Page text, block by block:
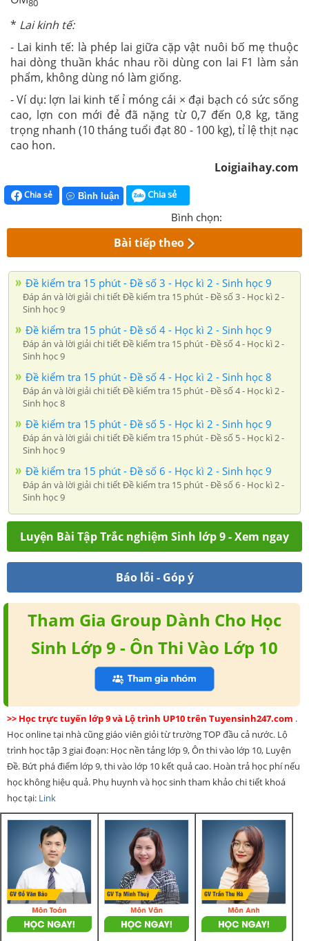
80
* Lai kinh tế:
- Lai kinh tế: là phép lai giữa cặp vật nuôi bố mẹ thuộc
hai dòng thuần khác nhau rồi dùng con lai F1 làm sản
phẩm, không dùng nó làm giống.
- Ví dụ: lợn lai kinh tế ỉ móng cái × đại bạch có sức sống
cao, lợn con mới đẻ đã nặng từ 0,7 đến 0,8 kg, tăng
trọng nhanh (10 tháng tuổi đạt 80 - 100 kg), tỉ lệ thịt nạc
cao hon.
Loigiaihay.com
Chia sẻ Bình luận Chia sẻ
Bình chọn:
Bài tiếp theo
Đề kiểm tra 15 phút - Đề số 3 - Học kì 2 - Sinh học 9
Đáp án và lời giải chi tiết Đề kiểm tra 15 phút - Đề số 3 - Học kì 2 -
Sinh học 9
Đề kiểm tra 15 phút - Đề số 4 - Học kì 2 - Sinh học 9
Đáp án và lời giải chi tiết Đề kiểm tra 15 phút - Đề số 4 - Học kì 2 -
Sinh học 9
Đề kiểm tra 15 phút - Đề số 4 - Học kì 2 - Sinh học 8
Đáp án và lời giải chi tiết Đề kiểm tra 15 phút - Đề số 4 - Học kì 2 -
Sinh học 8
Đề kiểm tra 15 phút - Đề số 5 - Học kì 2 - Sinh học 9
Đáp án và lời giải chi tiết Đề kiểm tra 15 phút - Đề số 5 - Học kì 2 -
Sinh học 9
Đề kiểm tra 15 phút - Đề số 6 - Học kì 2 - Sinh học 9
Đáp án và lời giải chi tiết Đề kiểm tra 15 phút - Đề số 6 - Học kì 2 -
Sinh học 9
Luyện Bài Tập Trắc nghiệm Sinh lớp 9 - Xem ngay
Báo lỗi - Góp ý
Tham Gia Group Dành Cho Học
Sinh Lớp 9 - Ôn Thi Vào Lớp 10
>> Học trực tuyến lớp 9 và Lộ trình UP10 trên Tuyensinh247.com .
Học online tại nhà cũng giáo viên giỏi từ trường TOP đầu cả nước. Lộ
trình học tập 3 giai đoạn: Học nền tảng lớp 9, Ôn thi vào lớp 10, Luyện
Đề. Bứt phá điểm lớp 9, thi vào lớp 10 kết quả cao. Hoàn trả học phí nếu
học không hiệu quả. Phụ huynh và học sinh tham khảo chi tiết khoá
học tại: Link